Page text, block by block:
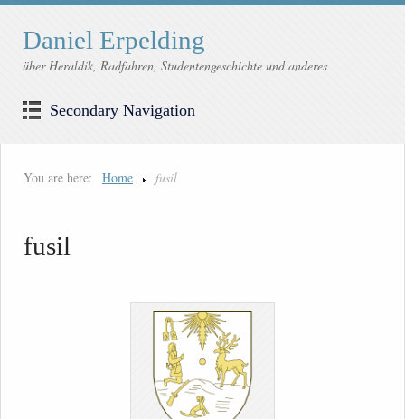
Daniel Erpelding
über Heraldik, Radfahren, Studentengeschichte und anderes
Secondary Navigation
You are here: Home fusil
fusil